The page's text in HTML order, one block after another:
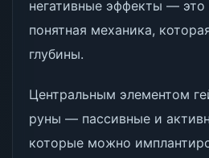
негативные эффекты — это
понятная механика,
глубины.
Центральным элементом
руны — пассивные и
которые можно